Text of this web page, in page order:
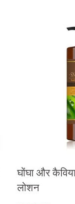
घोंघा और
लोशन
बायो-